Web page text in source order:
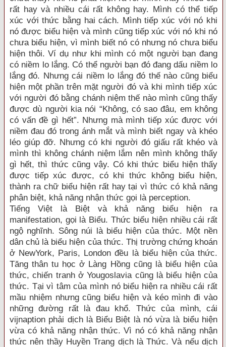
rất hay và nhiều cái rất không hay. Mình có thể tiếp
xúc với thức bằng hai cách. Mình tiếp xúc với nó khi
nó được biểu hiện và mình cũng tiếp xúc với nó khi nó
chưa biểu hiện, vì mình biết nó có nhưng nó chưa biểu
hiện thôi. Ví dụ như khi mình có một người bạn đang
có niềm lo lắng. Có thể người bạn đó đang dấu niềm lo
lắng đó. Nhưng cái niềm lo lắng đó thế nào cũng biểu
hiện một phần trên mặt người đó và khi mình tiếp xúc
với người đó bằng chánh niệm thế nào mình cũng thấy
được dù người kia nói “Không, có sao đâu, em không
có vấn đề gì hết”. Nhưng mà mình tiếp xúc được với
niềm đau đó trong ánh mắt và mình biết ngay và khéo
léo giúp đỡ. Nhưng có khi người đó giấu rất khéo và
mình thì không chánh niệm lắm nên mình không thấy
gì hết, thì thức cũng vậy. Có khi thức biểu hiện thấy
được tiếp xúc được, có khi thức không biểu hiện,
thành ra chữ biểu hiện rất hay tại vì thức có khả năng
phân biệt, khả năng nhận thức gọi là perception.
Tiếng Việt là Biệt và khả năng biểu hiện ra
manifestation, gọi là Biểu. Thức biểu hiện nhiều cái rất
ngộ nghĩnh. Sông núi là biểu hiện của thức. Một nền
dân chủ là biểu hiện của thức. Thị trường chứng khoán
ở NewYork, Paris, London đều là biểu hiện của thức.
Tăng thân tu học ở Làng Hồng cũng là biểu hiện của
thức, chiến tranh ở Yougoslavia cũng là biểu hiện của
thức. Tại vì tâm của mình nó biểu hiện ra nhiều cái rất
mầu nhiệm nhưng cũng biểu hiện và kéo mình đi vào
những đường rất là đau khổ. Thức của mình, cái
vijnaption phải dịch là Biểu Biệt là nó vừa là biểu hiện
vừa có khả năng nhận thức. Vì nó có khả năng nhận
thức nên thầy Huyền Trang dịch là Thức. Và nếu dịch